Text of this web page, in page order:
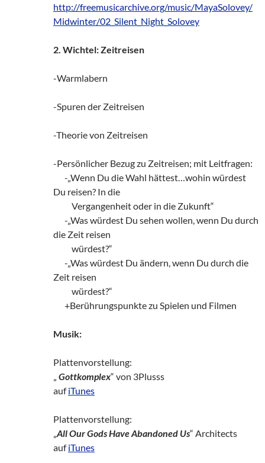
http://freemusicarchive.org/music/MayaSolovey/
Midwinter/02_Silent_Night_Solovey
2. Wichtel: Zeitreisen
-Warmlabern
-Spuren der Zeitreisen
-Theorie von Zeitreisen
-Persönlicher Bezug zu Zeitreisen; mit Leitfragen:
-„Wenn Du die Wahl hättest…wohin würdest
Du reisen? In die
Vergangenheit oder in die Zukunft“
-„Was würdest Du sehen wollen, wenn Du durch
die Zeit reisen
würdest?“
-„Was würdest Du ändern, wenn Du durch die
Zeit reisen
würdest?“
+Berührungspunkte zu Spielen und Filmen
Musik:
Plattenvorstellung:
„ Gottkomplex“ von 3Plusss
aufiTunes
Plattenvorstellung:
„All Our Gods Have Abandoned Us“ Architects
aufiTunes